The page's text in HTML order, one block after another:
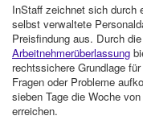
InStaff zeichnet sich durch
selbst verwaltete
Preisfindung aus. Durch
Arbeitnehmerüberlassung
rechtssichere Grundlage
Fragen oder Probleme
sieben Tage die Woche
erreichen.